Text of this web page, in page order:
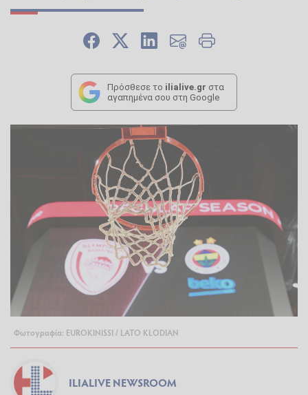
Πρόσθεσε το ilialive.gr στα
αγαπημένα σου στη Google
Φωτογραφία: EUROKINISSI / LATO KLODIAN
ILIALIVE NEWSROOM